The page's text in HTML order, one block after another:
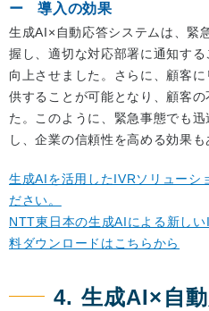
導入の効果
生成AI×自動応答システムは、緊
握し、適切な対応部署に通知す
向上させました。さらに、顧客
供することが可能となり、顧客
た。このように、緊急事態でも
し、企業の信頼性を高める効果も
生成AIを活用したIVRソリューシ
ださい。
NTT東日本の生成AIによる新し
料ダウンロードはこちらから
4. 生成AI×自